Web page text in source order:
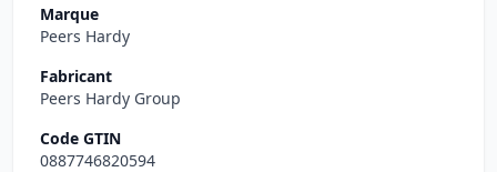
Marque
Peers Hardy
Fabricant
Peers Hardy Group
Code GTIN
0887746820594